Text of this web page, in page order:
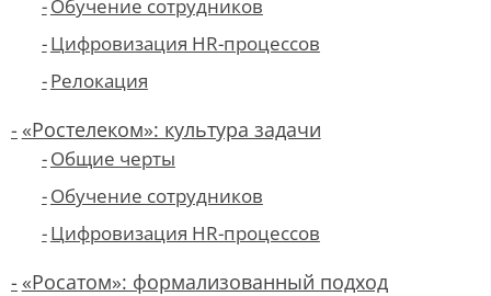
Обучение сотрудников
Цифровизация HR-процессов
Релокация
«Ростелеком»: культура задачи
Общие черты
Обучение сотрудников
Цифровизация HR-процессов
«Росатом»: формализованный подход